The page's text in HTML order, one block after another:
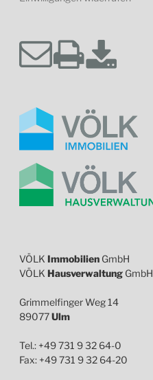
VÖLK Immobilien GmbH
VÖLK Hausverwaltung GmbH
Grimmelfinger Weg 14
89077Ulm
Tel.: +49 731 9 32 64-0
Fax: +49 731 9 32 64-20